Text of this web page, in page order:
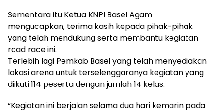
Sementara itu Ketua KNPI Basel Agam
mengucapkan, terima kasih kepada pihak-pihak
yang telah mendukung serta membantu kegiatan
road race ini.
Terlebih lagi Pemkab Basel yang telah menyediakan
lokasi arena untuk terselenggaranya kegiatan yang
diikuti 114 peserta dengan jumlah 14 kelas.
“Kegiatan ini berjalan selama dua hari kemarin pada